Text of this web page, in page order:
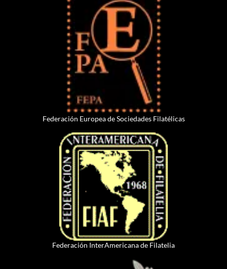
Federación Europea de Sociedades Filatélicas
Federación InterAmericana de Filatelia